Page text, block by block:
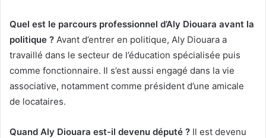
Quel est le parcours professionnel d’Aly Diouara avant la
politique ? Avant d’entrer en politique, Aly Diouara a
travaillé dans le secteur de l’éducation spécialisée puis
comme fonctionnaire. Il s’est aussi engagé dans la vie
associative, notamment comme président d’une amicale
de locataires.
Quand Aly Diouara est-il devenu député ? Il est devenu